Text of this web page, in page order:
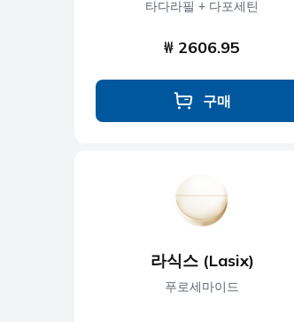
타다라필 + 다포세틴
₩ 2606.95
구매
라식스 (Lasix)
푸로세마이드